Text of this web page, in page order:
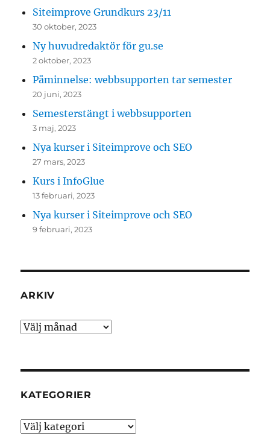
Siteimprove Grundkurs 23/11
30 oktober, 2023
Ny huvudredaktör för gu.se
2 oktober, 2023
Påminnelse: webbsupporten tar semester
20 juni, 2023
Semesterstängt i webbsupporten
3 maj, 2023
Nya kurser i Siteimprove och SEO
27 mars, 2023
Kurs i InfoGlue
13 februari, 2023
Nya kurser i Siteimprove och SEO
9 februari, 2023
ARKIV
Arkiv
KATEGORIER
Kategorier